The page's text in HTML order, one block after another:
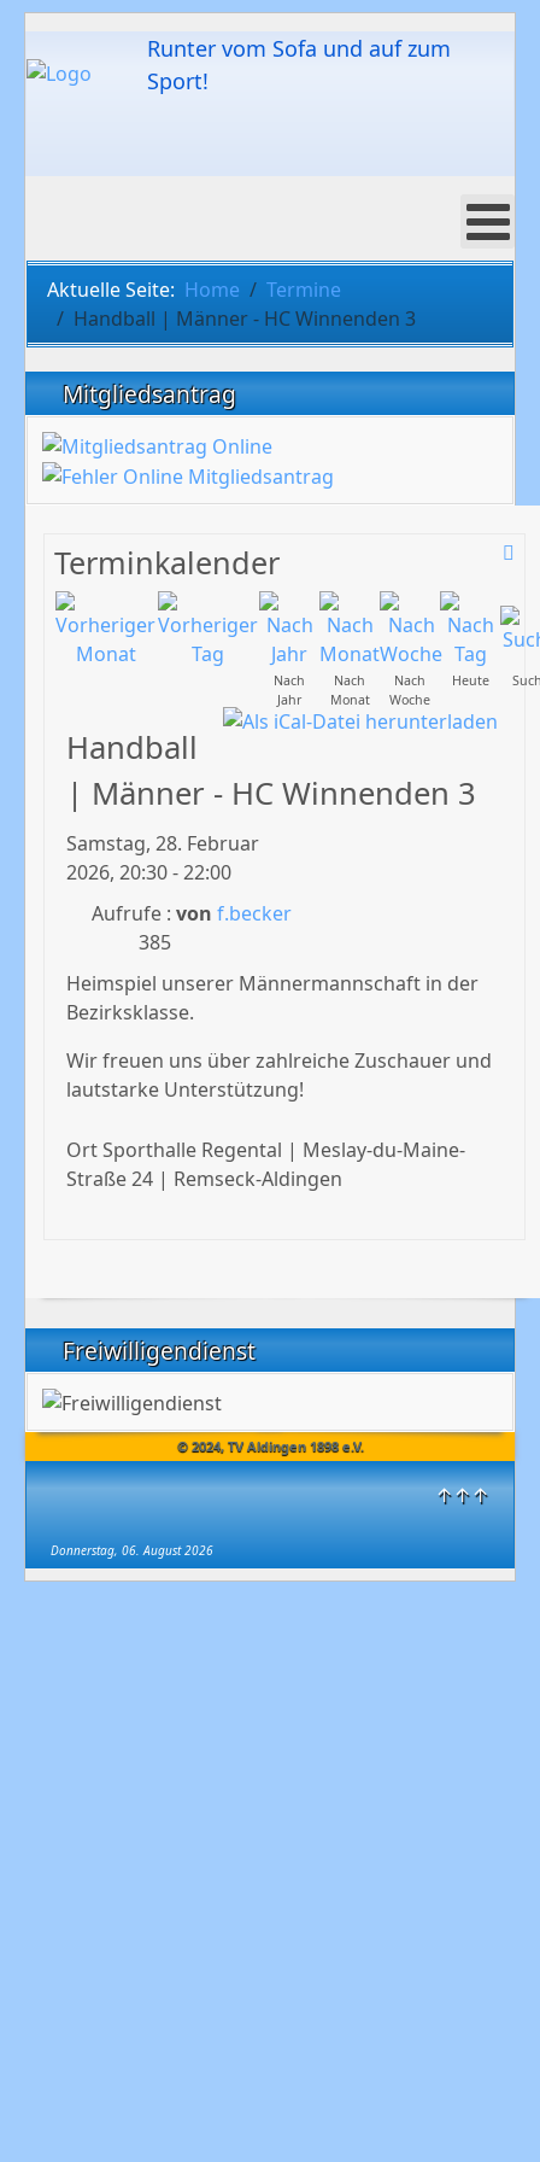
Runter vom Sofa und auf zum
Sport!
Aktuelle Seite: Home
Termine
Handball | Männer - HC Winnenden 3
© 2024, TV Aldingen 1898 e.V.
↑↑↑
Donnerstag, 06. August 2026
Mitgliedsantrag
Freiwilligendienst
Terminkalender
Nach
Jahr
Nach
Monat
Nach
Woche
Heute
Handball
| Männer - HC Winnenden 3
Samstag, 28. Februar
2026, 20:30 - 22:00
Aufrufe:
385
von f.becker
Heimspiel unserer Männermannschaft in der
Bezirksklasse.
Wir freuen uns über zahlreiche Zuschauer und
lautstarke Unterstützung!
OrtSporthalle Regental | Meslay-du-Maine-
Straße 24 | Remseck-Aldingen